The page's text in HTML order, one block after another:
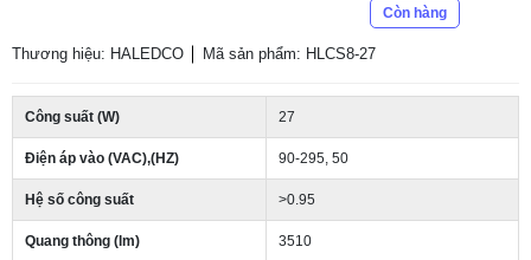
Còn hàng
Thương hiệu: HALEDCO Mã sản phẩm: HLCS8-27
Công suất (W) 27
Điện áp vào (VAC),(HZ) 90-295, 50
Hệ số công suất >0.95
Quang thông (lm) 3510